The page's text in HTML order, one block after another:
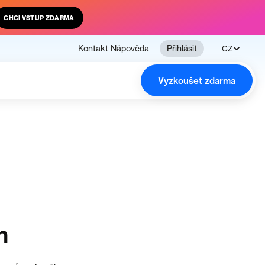
CHCI VSTUP ZDARMA
Kontakt Nápověda Přihlásit CZ
Vyzkoušet zdarma